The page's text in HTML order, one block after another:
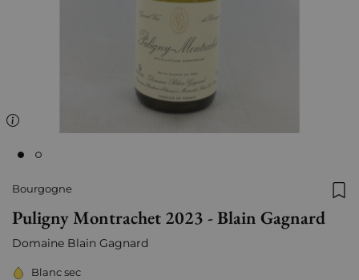
Bourgogne
Puligny Montrachet 2023 - Blain Gagnard
Domaine Blain Gagnard
Blanc sec